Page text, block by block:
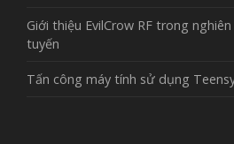
Giới thiệu EvilCrow RF trong
tuyến
Tấn công máy tính sử dụng